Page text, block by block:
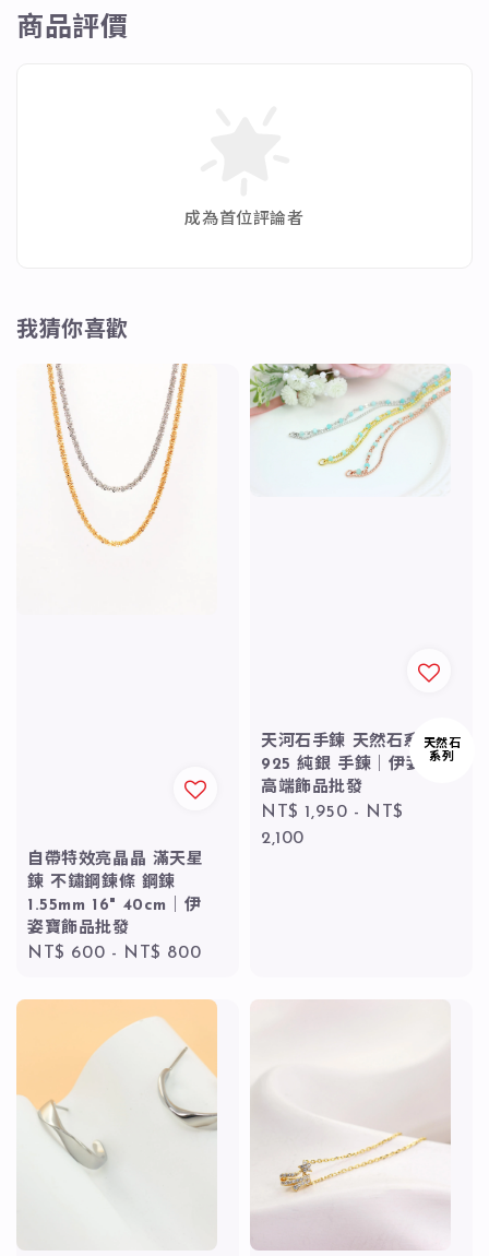
商品評價
成為首位評論者
我猜你喜歡
自帶特效亮晶晶 滿天星
鍊 不鏽鋼鍊條 鋼鍊
1.55mm 16" 40cm｜伊
姿寶飾品批發
Regular
NT$ 600 - NT$ 800
天然石
系列
天河石手鍊 天然石系列
925 純銀 手鍊｜伊姿寶
高端飾品批發
Regular
price
NT$ 1,950 - NT$
2,100